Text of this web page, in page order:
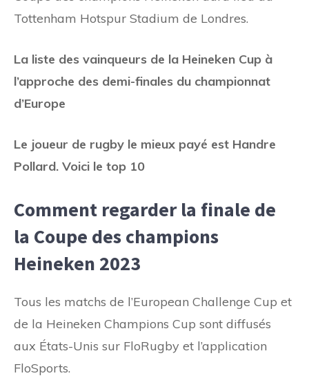
Tottenham Hotspur Stadium de Londres.
La liste des vainqueurs de la Heineken Cup à
l’approche des demi-finales du championnat
d’Europe
Le joueur de rugby le mieux payé est Handre
Pollard. Voici le top 10
Comment regarder la finale de
la Coupe des champions
Heineken 2023
Tous les matchs de l’European Challenge Cup et
de la Heineken Champions Cup sont diffusés
aux États-Unis sur FloRugby et l’application
FloSports.